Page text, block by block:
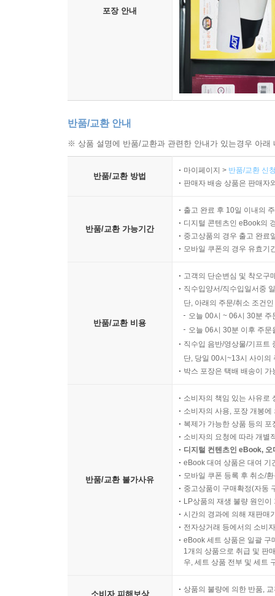
포장 안내
반품/교환 안내
※ 상품 설명에 반품/교환과 관련한 안내가 있는경우 아
반품/교환 방법
마이페이지 > 반품/교환 신
판매자 배송 상품은 판매자
반품/교환 가능기간
출고 완료 후 10일 이내의
디지털 콘텐츠인 eBook의
중고상품의 경우 출고 완료
모바일 쿠폰의 경우 유효기
반품/교환 비용
고객의 단순변심 및 착오구
직수입양서/직수입일서중
단, 아래의 주문/취소 조건
오늘 00시 ~ 06시 30분
오늘 06시 30분 이후 주
직수입 음반/영상물/기프트
단, 당일 00시~13시 사이의
박스 포장은 택배 배송이
반품/교환 불가사유
소비자의 책임 있는 사유로
소비자의 사용, 포장 개봉
복제가 가능한 상품 등의
소비자의 요청에 따라 개별
디지털 컨텐츠인 eBook,
eBook 대여 상품은 대여 기
모바일 쿠폰 등록 후 취소/
중고상품이 구매확정(자동
LP상품의 재생 불량 원인
시간의 경과에 의해 재판매
전자상거래 등에서의 소비
eBook 세트 상품은 일괄 구
1개의 상품으로 취급 및 판
우, 세트 상품 전부 및 세트
소비자 피해보상 상품의 불량에 의한 반품,